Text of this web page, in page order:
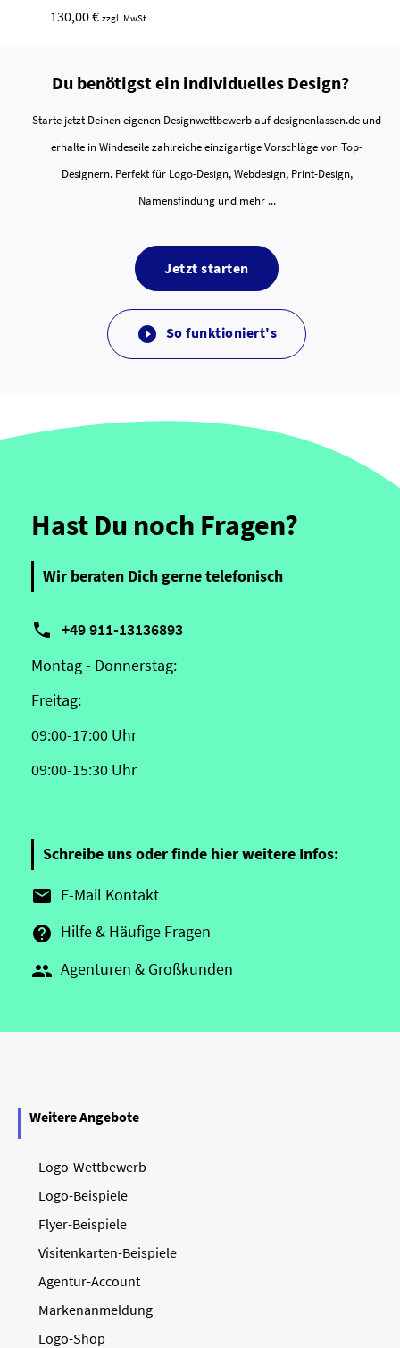
130,00 € zzgl. MwSt
Du benötigst ein individuelles Design?
Starte jetzt Deinen eigenen Designwettbewerb auf designenlassen.de und
erhalte in Windeseile zahlreiche einzigartige Vorschläge von Top-
Designern. Perfekt für Logo-Design, Webdesign, Print-Design,
Namensfindung und mehr ...
Jetzt starten
 So funktioniert's
Hast Du noch Fragen?
Wir beraten Dich gerne telefonisch
 +49 911-13136893
Montag - Donnerstag:
Freitag:
09:00-17:00 Uhr
09:00-15:30 Uhr
Schreibe uns oder finde hier weitere Infos:
 E-Mail Kontakt
 Hilfe & Häufige Fragen
 Agenturen & Großkunden
Weitere Angebote
Logo-Wettbewerb
Logo-Beispiele
Flyer-Beispiele
Visitenkarten-Beispiele
Agentur-Account
Markenanmeldung
Logo-Shop